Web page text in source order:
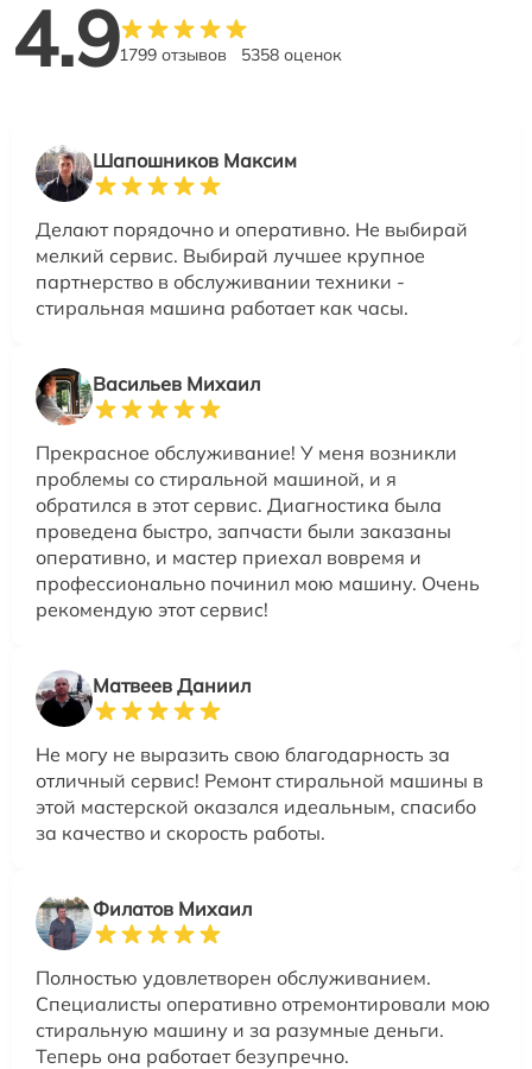
4.91799 отзывов 5358 оценок
Шапошников Максим
Делают порядочно и оперативно. Не выбирай
мелкий сервис. Выбирай лучшее крупное
партнерство в обслуживании техники -
стиральная машина работает как часы.
Васильев Михаил
Прекрасное обслуживание! У меня возникли
проблемы со стиральной машиной, и я
обратился в этот сервис. Диагностика была
проведена быстро, запчасти были заказаны
оперативно, и мастер приехал вовремя и
профессионально починил мою машину. Очень
рекомендую этот сервис!
Матвеев Даниил
Не могу не выразить свою благодарность за
отличный сервис! Ремонт стиральной машины в
этой мастерской оказался идеальным, спасибо
за качество и скорость работы.
Филатов Михаил
Полностью удовлетворен обслуживанием.
Специалисты оперативно отремонтировали мою
стиральную машину и за разумные деньги.
Теперь она работает безупречно.